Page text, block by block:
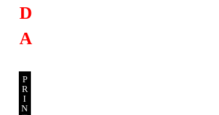
P
R
I
N
D
A